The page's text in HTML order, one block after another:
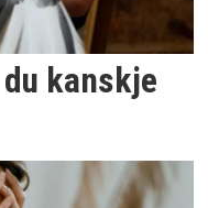
kanskje